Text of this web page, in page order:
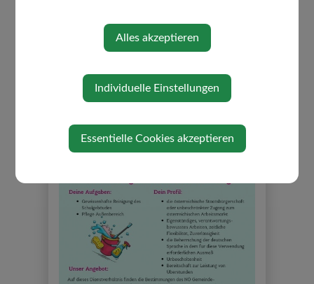
Alles akzeptieren
Individuelle Einstellungen
Essentielle Cookies akzeptieren